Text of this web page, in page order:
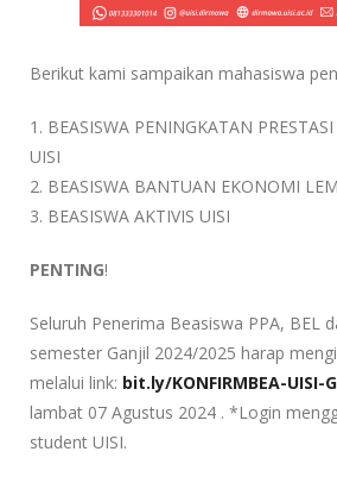
Berikut kami sampaikan mahasiswa
1. BEASISWA PENINGKATAN
UISI
2. BEASISWA BANTUAN EKONOMI
3. BEASISWA AKTIVIS UISI
PENTING!
Seluruh Penerima Beasiswa PPA, BEL
semester Ganjil 2024/2025 harap
melalui link: bit.ly/KONFIRMBEA-UISI-
lambat 07 Agustus 2024 . *Login
student UISI.